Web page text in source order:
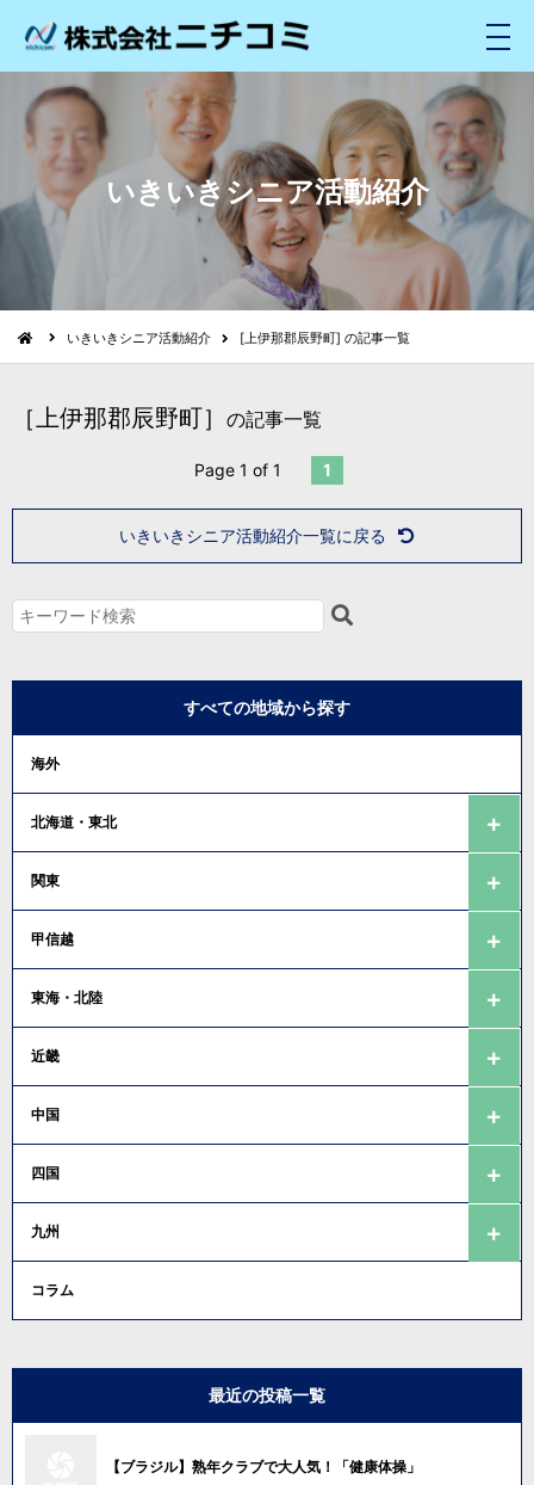
メ
ニ
ュ
いきいきシニア活動紹介
いきいきシニア活動紹介 [上伊那郡辰野町] の記事一覧
［上伊那郡辰野町］ の記事一覧
Page 1 of 1 1
いきいきシニア活動紹介一覧に戻る
すべての地域から探す
海外
北海道・東北
関東
甲信越
東海・北陸
近畿
中国
四国
九州
コラム
最近の投稿一覧
【ブラジル】熟年クラブで大人気！「健康体操」